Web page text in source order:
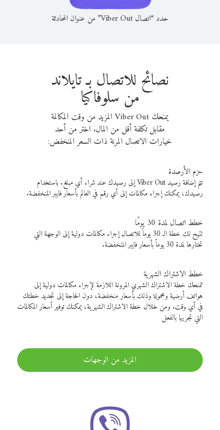
حدد “اتصال Viber Out” من عنوان المحادثة
نصائح للاتصال بـ تايلاند
من سلوفاكيا
يمنحك Viber Out المزيد من وقت المكالمة
مقابل تكلفة أقل من المال. اختر من أحد
خيارات الاتصال المرنة ذات السعر المنخفض:
حزم الأرصدة
تتم إضافة رصيد Viber Out إلى رصيدك عند شراء أي مبلغ. باستخدام
رصيدك، يمكنك إجراء مكالمات إلى أي رقم في العالم بأسعار فايبر المنخفضة.
خطط اتصال لمدة 30 يومًا
تتيح لك خطة الـ 30 يوماً للاتصال إجراء مكالمات دولية إلى الوجهة التي
تختارها لمدة 30 يوماً بأسعار فايبر المنخفضة.
خطط الاشتراك الشهرية
تمنحك خطة الاشتراك الشهري المرونة اللازمة لإجراء مكالمات دولية إلى
هواتف أرضية ومحمولة وذلك بأسعار منخفضة، دون الحاجة إلى تجديد خطتك
في أي وقت. ومن خلال خطة الاشتراك الشهرية، يمكنك توفير أسعار المكالمات
التي تجريها بالفعل
المزيد من الوجهات